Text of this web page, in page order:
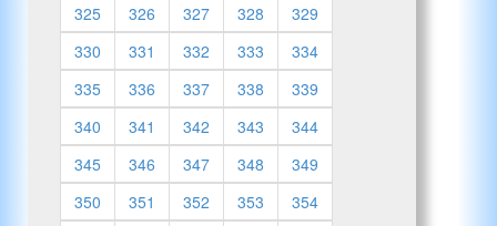
325
326 327 328
329
330
331 332 333
334
335
336 337 338
339
340
341 342 343
344
345
346 347 348
349
350
351 352 353
354